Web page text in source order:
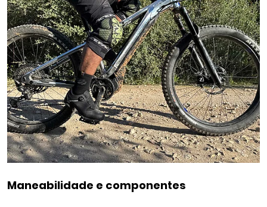
Maneabilidade e componentes